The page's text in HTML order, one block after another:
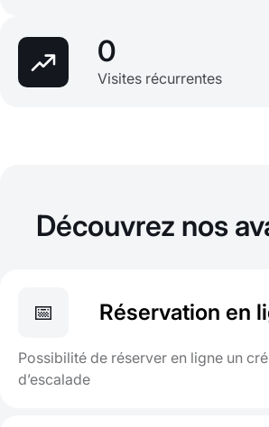
0
Visites récurrentes
Découvrez nos
📅 Réservation en
Possibilité de réserver en ligne un
d’escalade